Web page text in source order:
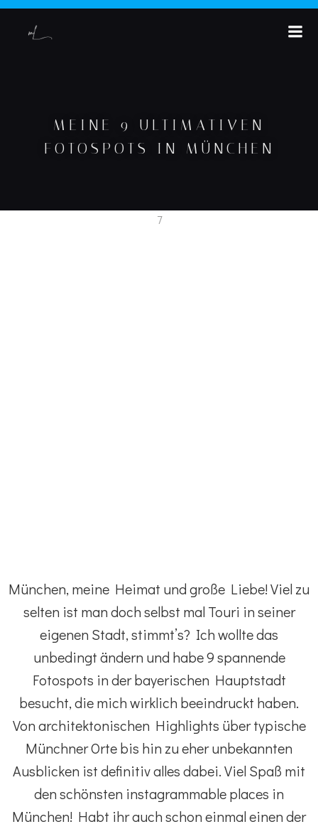
MEINE 9 ULTIMATIVEN
FOTOSPOTS IN MÜNCHEN
München, meine Heimat und große Liebe! Viel zu
selten ist man doch selbst mal Touri in seiner
eigenen Stadt, stimmt’s? Ich wollte das
unbedingt ändern und habe 9 spannende
Fotospots in der bayerischen Hauptstadt
besucht, die mich wirklich beeindruckt haben.
Von architektonischen Highlights über typische
Münchner Orte bis hin zu eher unbekannten
Ausblicken ist definitiv alles dabei. Viel Spaß mit
den schönsten instagrammable places in
München! Habt ihr auch schon einmal einen der